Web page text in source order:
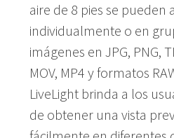
aire de 8 pies se pueden
individualmente o en
imágenes en JPG, PNG,
MOV, MP4 y formatos
LiveLight brinda a los
de obtener una vista